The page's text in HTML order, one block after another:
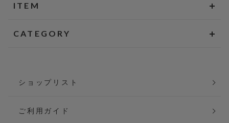
ITEM
CATEGORY
ショップリスト
ご利用ガイド